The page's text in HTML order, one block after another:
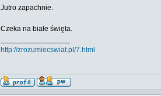
Jutro zapachnie.
Czeka na białe święta.
http://zrozumiecswiat.pl/7.html